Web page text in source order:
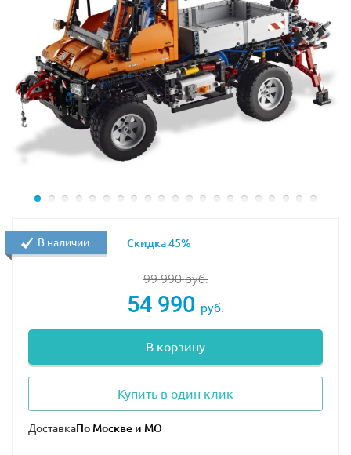
платформу и его надежного закрепления там для
безопасной транспортировки.
В наборе множество элементов для сборки красно-
серого автовоза с реалистичными функциями. Также в
него входит синяя машина, которую нужно перевезти.
В этом автомобиле есть поршневый двигатель V8 и
работающее рулевое управление. Его можно
дополнить набором lego 42093 — Chevrolet Corvette
автомобилей. А еще автовоз можно перестроить в
Размеры транспорта в собранном виде:
синий автомобиль — 27×12×8 см;
99 990руб.
54 990 руб.
В корзину
Купить в один клик
Доставка
В наличии Скидка 45%